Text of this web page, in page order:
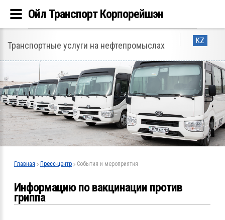
KZ
Транспортные услуги на нефтепромыслах
Главная Пресс-центр События и мероприятия
Информацию по вакцинации против
гриппа
Ойл Транспорт Корпорейшэн